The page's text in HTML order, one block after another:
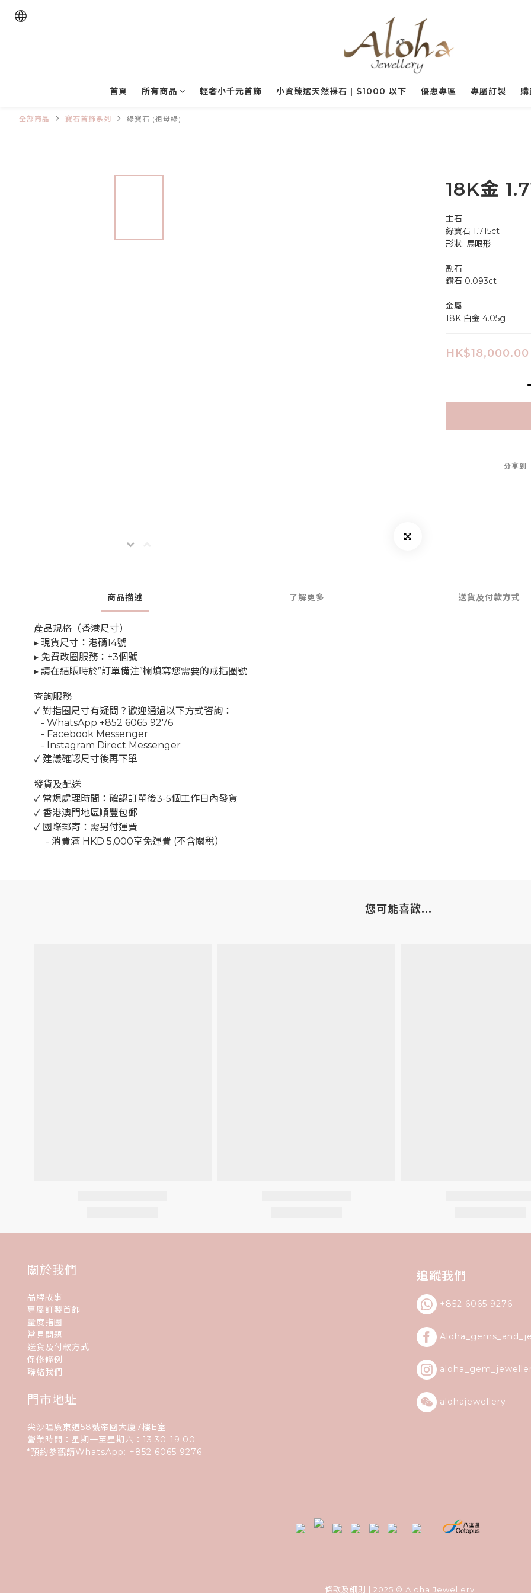
首頁 所有商品 輕奢小千元首飾 小資臻選天然裸石 | $1000 以下 優惠專區 專屬訂製
全部商品 寶石首飾系列 綠寶石 (祖母綠)
18K金
主石
綠寶石 1.715ct
形狀: 馬眼形
副石
鑽石 0.093ct
金屬
18K 白金 4.05g
HK$18,000.00
分享到
商品描述 了解更多 送貨及付款方式
產品規格（香港尺寸）
▸ 現貨尺寸：港碼14號
▸ 免費改圈服務：±3個號
▸ 請在結賬時於”訂單備注”欄填寫您需要的戒指圈號
查詢服務
✓ 對指圈尺寸有疑問？歡迎通過以下方式咨詢：
- WhatsApp +852 6065 9276
- Facebook Messenger
- Instagram Direct Messenger
✓ 建議確認尺寸後再下單
發貨及配送
✓ 常規處理時間：確認訂單後3-5個工作日內發貨
✓ 香港澳門地區順豐包郵
✓ 國際郵寄：需另付運費
- 消費滿 HKD 5,000享免運費 (不含關稅）
您可能喜歡...
關於我們
品牌故事
專屬訂製首飾
量度指圈
常見問題
送貨及付款方式
保修條例
聯絡我們
門市地址
尖沙咀廣東道58號帝國大廈7樓E室
營業時間：星期一至星期六：13:30-19:00
*預約參觀請WhatsApp: +852 6065 9276
追蹤我們
+852 6065 9276
Aloha_gems_and_
alohajewellery
條款及細則 | 2025 © Aloha Jewellery